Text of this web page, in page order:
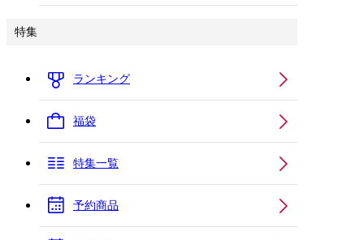
特集
ランキング
福袋
特集一覧
予約商品